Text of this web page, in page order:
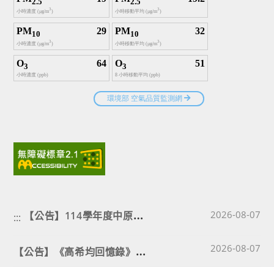
::: 【
公告】114學年度中原大學服務學習年刊 Post published:
2026-08-07
【
公告】《高希均回憶錄》閱讀徵件活動 Post published:
2026-08-07